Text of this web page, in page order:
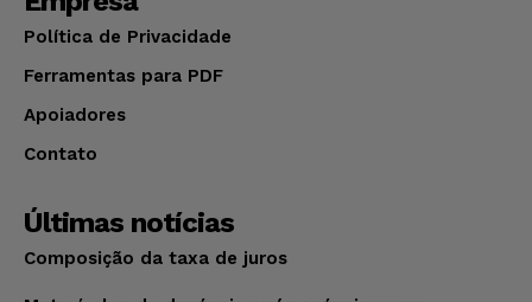
Política de Privacidade
Ferramentas para PDF
Apoiadores
Contato
Últimas notícias
Composição da taxa de juros